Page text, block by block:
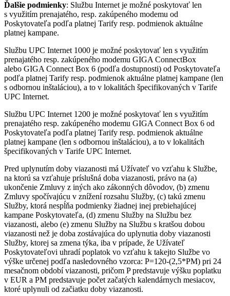
Ďalšie podmienky: Službu Internet je možné poskytovať len
s využitím prenajatého, resp. zakúpeného modemu od
Poskytovateľa podľa platnej Tarify resp. podmienok aktuálne
platnej kampane.
Službu UPC Internet 1000 je možné poskytovať len s využitím
prenajatého resp. zakúpeného modemu GIGA ConnectBox
alebo GIGA Connect Box 6 (podľa dostupnosti) od Poskytovateľa
podľa platnej Tarify resp. podmienok aktuálne platnej kampane (len
s odbornou inštaláciou), a to v lokalitách špecifikovaných v Tarife
UPC Internet.
Službu UPC Internet 1200 je možné poskytovať len s využitím
prenajatého resp. zakúpeného modemu GIGA Connect Box 6 od
Poskytovateľa podľa platnej Tarify resp. podmienok aktuálne
platnej kampane (len s odbornou inštaláciou), a to v lokalitách
špecifikovaných v Tarife UPC Internet.
Pred uplynutím doby viazanosti má Užívateľ vo vzťahu k Službe,
na ktorú sa vzťahuje príslušná doba viazanosti, právo na (a)
ukončenie Zmluvy z iných ako zákonných dôvodov, (b) zmenu
Zmluvy spočívajúcu v znížení rozsahu Služby, (c) takú zmenu
Služby, ktorá nespĺňa podmienky žiadnej inej prebiehajúcej
kampane Poskytovateľa, (d) zmenu Služby na Službu bez
viazanosti, alebo (e) zmenu Služby na Službu s kratšou dobou
viazanosti než je doba zostávajúca do uplynutia doby viazanosti
Služby, ktorej sa zmena týka, iba v prípade, že Užívateľ
Poskytovateľovi uhradí poplatok vo vzťahu k takejto Službe vo
výške určenej podľa nasledovného vzorca: P=120-(2,5*PM) pri 24
mesačnom období viazanosti, pričom P predstavuje výšku poplatku
v EUR a PM predstavuje počet začatých kalendárnych mesiacov,
ktoré uplynuli od začiatku doby viazanosti.